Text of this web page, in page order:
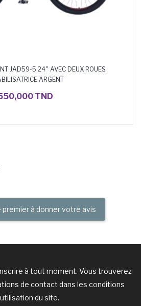
JAD59-5 24'' AVEC DEUX ROUES
ARGENT
TND
premier à donner votre avis
à tout moment. Vous trouverez
de contact dans les conditions
du site.